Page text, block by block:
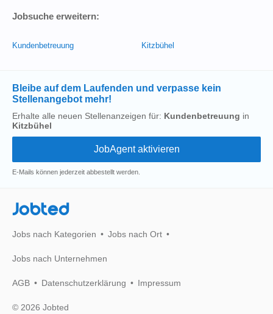
Jobsuche erweitern:
Kundenbetreuung Kitzbühel
Bleibe auf dem Laufenden und verpasse kein
Stellenangebot mehr!
Erhalte alle neuen Stellenanzeigen für: Kundenbetreuung in
Kitzbühel
E-Mails können jederzeit abbestellt werden.
Jobted
Jobs nach Kategorien Jobs nach Ort
Jobs nach Unternehmen
AGB Datenschutzerklärung Impressum
© 2026 Jobted